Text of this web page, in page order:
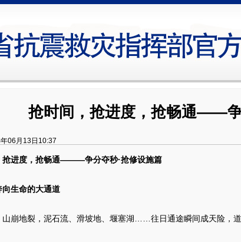
抢时间，抢进度，抢畅通——
06月13日10:37
抢进度，抢畅通———争分夺秒·抢修设施篇
生命的大通道
地裂，泥石流、滑坡地、堰塞湖……往日通途瞬间成天险，道